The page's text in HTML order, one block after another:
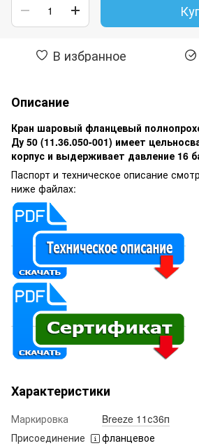
В избранное
Описание
Кран шаровый фланцевый
Ду 50 (11.36.050-001) имеет
корпус и выдерживает давление 16
Паспорт и техническое описание
ниже файлах:
Характеристики
Маркировка
Breeze 11с36п
Присоединение
фланцевое